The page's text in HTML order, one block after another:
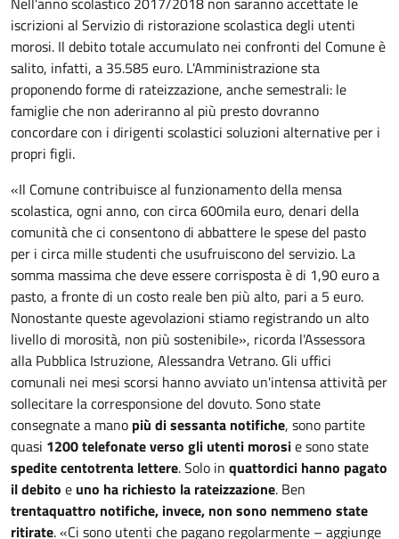
iscrizioni al Servizio di ristorazione scolastica degli utenti
morosi. Il debito totale accumulato nei confronti del Comune è
salito, infatti, a 35.585 euro. L'Amministrazione sta
proponendo forme di rateizzazione, anche semestrali: le
famiglie che non aderiranno al più presto dovranno
concordare con i dirigenti scolastici soluzioni alternative per i
propri figli.
«Il Comune contribuisce al funzionamento della mensa
scolastica, ogni anno, con circa 600mila euro, denari della
comunità che ci consentono di abbattere le spese del pasto
per i circa mille studenti che usufruiscono del servizio. La
somma massima che deve essere corrisposta è di 1,90 euro a
pasto, a fronte di un costo reale ben più alto, pari a 5 euro.
Nonostante queste agevolazioni stiamo registrando un alto
livello di morosità, non più sostenibile», ricorda l'Assessora
alla Pubblica Istruzione, Alessandra Vetrano. Gli uffici
comunali nei mesi scorsi hanno avviato un'intensa attività per
sollecitare la corresponsione del dovuto. Sono state
consegnate a mano più di sessanta notifiche, sono partite
quasi 1200 telefonate verso gli utenti morosie sono state
spedite centotrenta lettere. Solo in quattordici hanno pagato
il debito e uno ha richiesto la rateizzazione. Ben
trentaquattro notifiche, invece, non sono nemmeno state
ritirate. «Ci sono utenti che pagano regolarmente – aggiunge